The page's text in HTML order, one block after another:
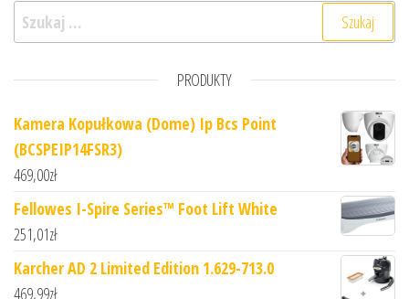
Szukaj:
PRODUKTY
Kamera Kopułkowa (Dome) Ip Bcs Point
(BCSPEIP14FSR3)
469,00zł
Fellowes I-Spire Series™ Foot Lift White
251,01zł
Karcher AD 2 Limited Edition 1.629-713.0
469,99zł